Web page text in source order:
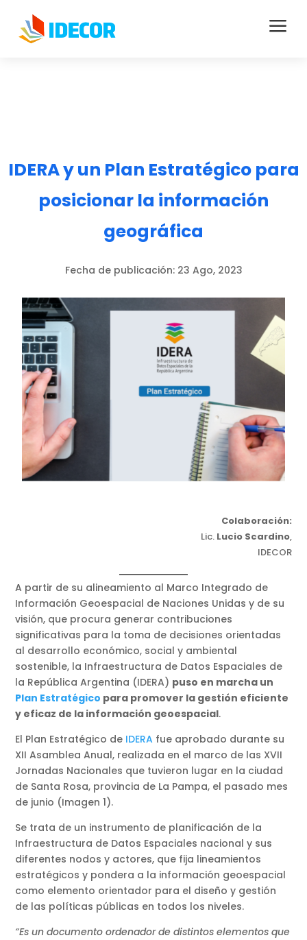
a
IDERA y un Plan Estratégico para
posicionar la información
geográfica
Fecha de publicación: 23 Ago, 2023
Colaboración:
Lic. Lucio Scardino,
IDECOR
A partir de su alineamiento al Marco Integrado de
Información Geoespacial de Naciones Unidas y de su
visión, que procura generar contribuciones
significativas para la toma de decisiones orientadas
al desarrollo económico, social y ambiental
sostenible, la Infraestructura de Datos Espaciales de
la República Argentina (IDERA) puso en marcha un
Plan Estratégico para promover la gestión eficiente
y eficaz de la información geoespacial.
El Plan Estratégico de IDERA fue aprobado durante su
XII Asamblea Anual, realizada en el marco de las XVII
Jornadas Nacionales que tuvieron lugar en la ciudad
de Santa Rosa, provincia de La Pampa, el pasado mes
de junio (Imagen 1).
Se trata de un instrumento de planificación de la
Infraestructura de Datos Espaciales nacional y sus
diferentes nodos y actores, que fija lineamientos
estratégicos y pondera a la información geoespacial
como elemento orientador para el diseño y gestión
de las políticas públicas en todos los niveles.
“Es un documento ordenador de distintos elementos que